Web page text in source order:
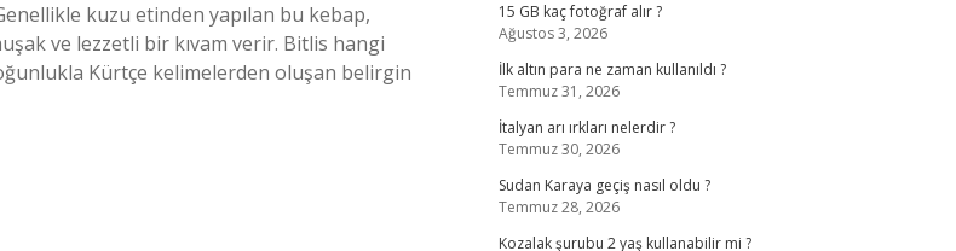
kuzu etinden yapılan bu kebap,
ve lezzetli bir kıvam verir. Bitlis hangi
Kürtçe kelimelerden oluşan belirgin
15 GB kaç fotoğraf alır ?
Ağustos 3, 2026
İlk altın para ne zaman kullanıldı ?
Temmuz 31, 2026
İtalyan arı ırkları nelerdir ?
Temmuz 30, 2026
Sudan Karaya geçiş nasıl oldu ?
Temmuz 28, 2026
Kozalak şurubu 2 yaş kullanabilir mi ?